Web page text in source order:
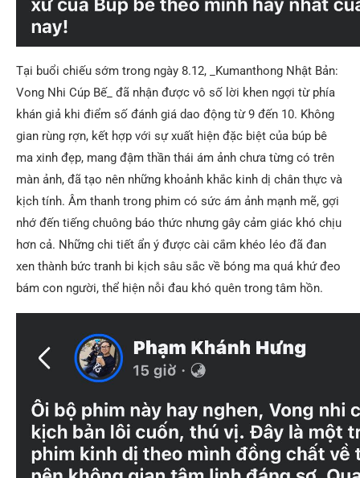
Tại buổi chiếu sớm trong ngày 8.12, _Kumanthong Nhật Bản:
Vong Nhi Cúp Bế_ đã nhận được vô số lời khen ngợi từ phía
khán giả khi điểm số đánh giá dao động từ 9 đến 10. Không
gian rùng rợn, kết hợp với sự xuất hiện đặc biệt của búp bê
ma xinh đẹp, mang đậm thần thái ám ảnh chưa từng có trên
màn ảnh, đã tạo nên những khoảnh khắc kinh dị chân thực và
kịch tính. Âm thanh trong phim có sức ám ảnh mạnh mẽ, gợi
nhớ đến tiếng chuông báo thức nhưng gây cảm giác khó chịu
hơn cả. Những chi tiết ẩn ý được cài cắm khéo léo đã đan
xen thành bức tranh bi kịch sâu sắc về bóng ma quá khứ đeo
bám con người, thể hiện nỗi đau khó quên trong tâm hồn.